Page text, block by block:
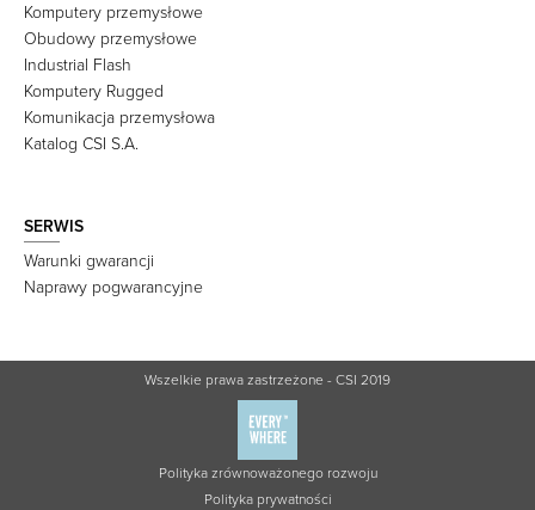
Komputery przemysłowe
Obudowy przemysłowe
Industrial Flash
Komputery Rugged
Komunikacja przemysłowa
Katalog CSI S.A.
SERWIS
Warunki gwarancji
Naprawy pogwarancyjne
Wszelkie prawa zastrzeżone - CSI 2019
Polityka zrównoważonego rozwoju
Polityka prywatności